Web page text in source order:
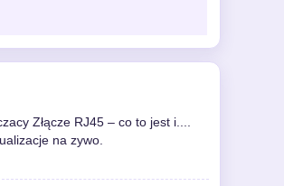
Złącze RJ45 – co to jest i....
na zywo.